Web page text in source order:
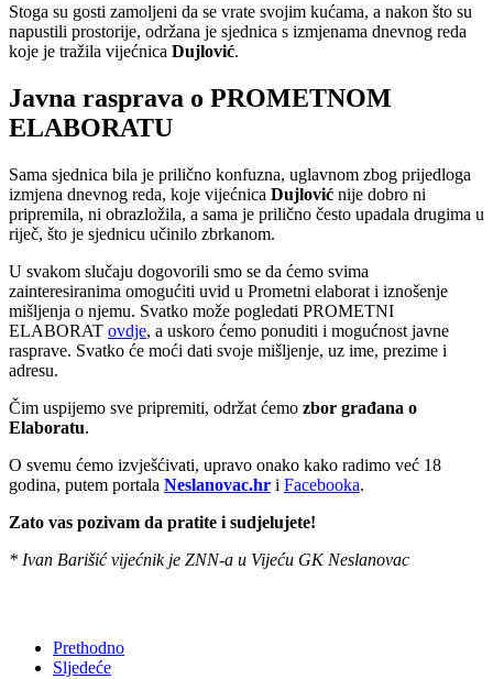
Stoga su gosti zamoljeni da se vrate svojim kućama, a nakon što su
napustili prostorije, održana je sjednica s izmjenama dnevnog reda
koje je tražila vijećnica Dujlović.
Javna rasprava o PROMETNOM
ELABORATU
Sama sjednica bila je prilično konfuzna, uglavnom zbog prijedloga
izmjena dnevnog reda, koje vijećnica Dujlović nije dobro ni
pripremila, ni obrazložila, a sama je prilično često upadala drugima u
riječ, što je sjednicu učinilo zbrkanom.
U svakom slučaju dogovorili smo se da ćemo svima
zainteresiranima omogućiti uvid u Prometni elaborat i iznošenje
mišljenja o njemu. Svatko može pogledati PROMETNI
ELABORAT ovdje, a uskoro ćemo ponuditi i mogućnost javne
rasprave. Svatko će moći dati svoje mišljenje, uz ime, prezime i
adresu.
Čim uspijemo sve pripremiti, održat ćemo zbor građana o
Elaboratu.
O svemu ćemo izvješćivati, upravo onako kako radimo već 18
godina, putem portala Neslanovac.hr i Facebooka.
Zato vas pozivam da pratite i sudjelujete!
* Ivan Barišić vijećnik je ZNN-a u Vijeću GK Neslanovac
Prethodno
Sljedeće